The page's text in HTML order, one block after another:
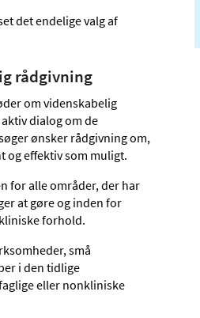
det endelige valg af
rådgivning
om videnskabelig
dialog om de
ønsker rådgivning om,
og effektiv som muligt.
for alle områder, der har
at gøre og inden for
forhold.
små
i den tidlige
eller nonkliniske